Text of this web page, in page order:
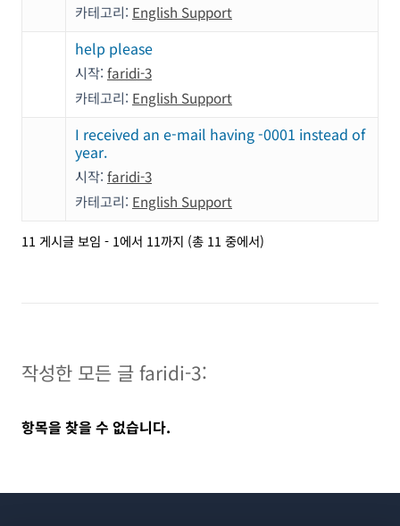
카테고리: English Support
help please
시작: faridi-3
카테고리: English Support
I received an e-mail having -0001 instead of
year.
시작: faridi-3
카테고리: English Support
11 게시글 보임 - 1에서 11까지 (총 11 중에서)
작성한 모든 글 faridi-3:
항목을 찾을 수 없습니다.